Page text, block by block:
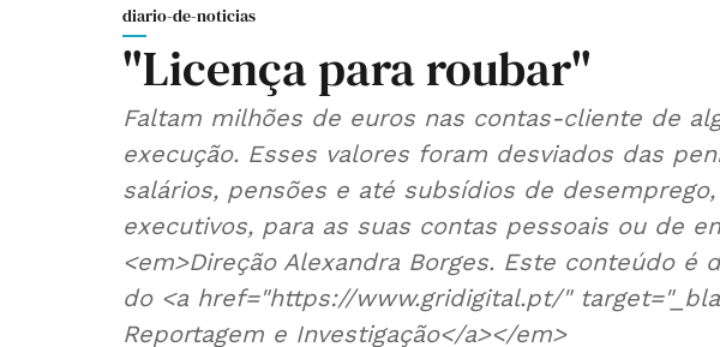
diario-de-noticias
"Licença para roubar"
Faltam milhões de euros nas contas-cliente de
execução. Esses valores foram desviados das
salários, pensões e até subsídios de
executivos, para as suas contas pessoais ou de
<em>Direção Alexandra Borges. Este conteúdo é
do <a href="https://www.gridigital.pt/"
Reportagem e Investigação</a></em>